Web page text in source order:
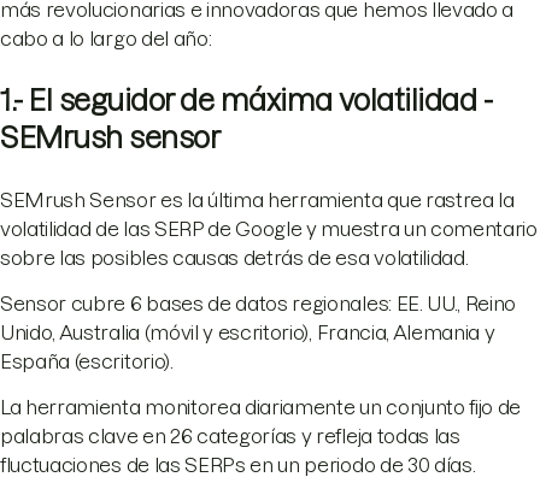
más revolucionarias e innovadoras que hemos llevado a
cabo a lo largo del año:
1.- El seguidor de máxima volatilidad -
SEMrush sensor
SEMrush Sensor es la última herramienta que rastrea la
volatilidad de las SERP de Google y muestra un comentario
sobre las posibles causas detrás de esa volatilidad.
Sensor cubre 6 bases de datos regionales: EE. UU., Reino
Unido, Australia (móvil y escritorio), Francia, Alemania y
España (escritorio).
La herramienta monitorea diariamente un conjunto fijo de
palabras clave en 26 categorías y refleja todas las
fluctuaciones de las SERPs en un periodo de 30 días.